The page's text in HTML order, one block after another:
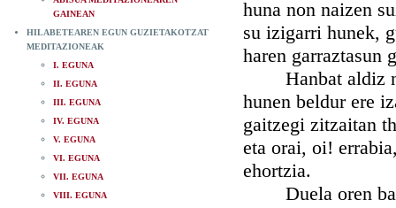
GAINEAN
HILABETEAREN EGUN GUZIETAKOTZAT
MEDITAZIONEAK
I. EGUNA
II. EGUNA
III. EGUNA
IV. EGUNA
V. EGUNA
VI. EGUNA
VII. EGUNA
VIII. EGUNA
huna non naizen
su izigarri hunek,
haren garraztasun
Hanbat aldiz
hunen beldur ere
gaitzegi zitzaitan
eta orai, oi!
ehortzia.
Duela oren bat,